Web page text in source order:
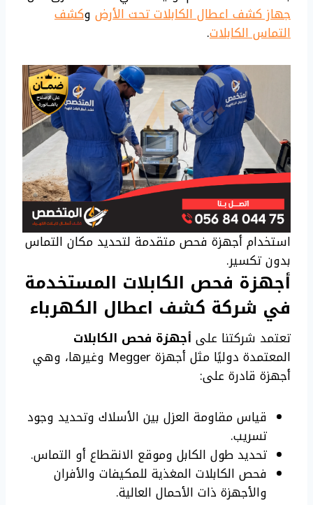
جهاز كشف اعطال الكابلات تحت الأرض وكشف
التماس الكابلات.
استخدام أجهزة فحص متقدمة لتحديد مكان التماس
بدون تكسير.
أجهزة فحص الكابلات المستخدمة
في شركة كشف اعطال الكهرباء
تعتمد شركتنا علىأجهزة فحص الكابلات
المعتمدة دوليًا مثل أجهزة Megger وغيرها، وهي
أجهزة قادرة على:
قياس مقاومة العزل بين الأسلاك وتحديد وجود
تسريب.
تحديد طول الكابل وموقع الانقطاع أو التماس.
فحص الكابلات المغذية للمكيفات والأفران
والأجهزة ذات الأحمال العالية.